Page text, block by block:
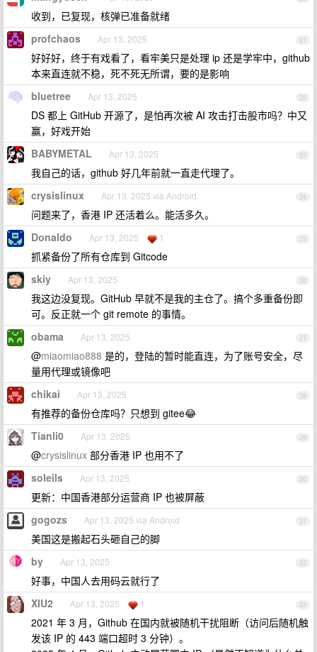
收到，已复现，核弹已准备就绪
21
profchaos Apr 13, 2025
好好好，终于有戏看了，看牢美只是处理 ip 还是学牢中，github
本来直连就不稳，死不死无所谓，要的是影响
22
bluetree Apr 13, 2025
DS 都上 GitHub 开源了，是怕再次被 AI 攻击打击股市吗？中又
赢，好戏开始
23
BABYMETAL Apr 13, 2025
我自己的话，github 好几年前就一直走代理了。
24
crysislinux Apr 13, 2025 via Android
问题来了，香港 IP 还活着么。能活多久。
25
Donaldo Apr 13, 2025 1
抓紧备份了所有仓库到 Gitcode
26
skiy Apr 13, 2025
我这边没复现。GitHub 早就不是我的主仓了。搞个多重备份即
可。反正就一个 git remote 的事情。
27
obama Apr 13, 2025
@miaomiao888 是的，登陆的暂时能直连，为了账号安全，尽
量用代理或镜像吧
28
chikai Apr 13, 2025
有推荐的备份仓库吗？只想到 gitee😂
29
Tianli0 Apr 13, 2025
@crysislinux 部分香港 IP 也用不了
30
soleils Apr 13, 2025
更新：中国香港部分运营商 IP 也被屏蔽
31
gogozs Apr 13, 2025 via Android
美国这是搬起石头砸自己的脚
32
by Apr 13, 2025
好事，中国人去用码云就行了
33
XIU2 Apr 13, 2025 1
2021 年 3 月，Github 在国内就被随机干扰阻断（访问后随机触
发该 IP 的 443 端口超时 3 分钟）。